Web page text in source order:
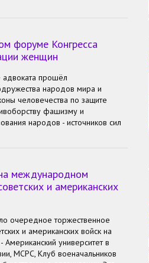
листовки, сувениры и
Экспонаты выставки
студенческую молодежь. В
С 9 мая в соседствующем
и документальных фильмов
в политехническом
форуме Конгресса
женщин
прошёл
народов мира и
человечества по защите
фашизму и
народов - источников сил
международном
и американских
очередное торжественное
и американских войск на
университет в
МСРС, Клуб военачальников